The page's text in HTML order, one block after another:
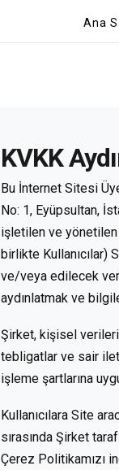
Ana
KVKK
Bu İnternet Sitesi
No: 1, Eyüpsultan,
işletilen ve yönetilen
birlikte Kullanıcılar)
ve/veya edilecek
aydınlatmak ve
Şirket, kişisel
tebligatlar ve sair
işleme şartlarına
Kullanıcılara Site
sırasında Şirket
Çerez Politikamızı